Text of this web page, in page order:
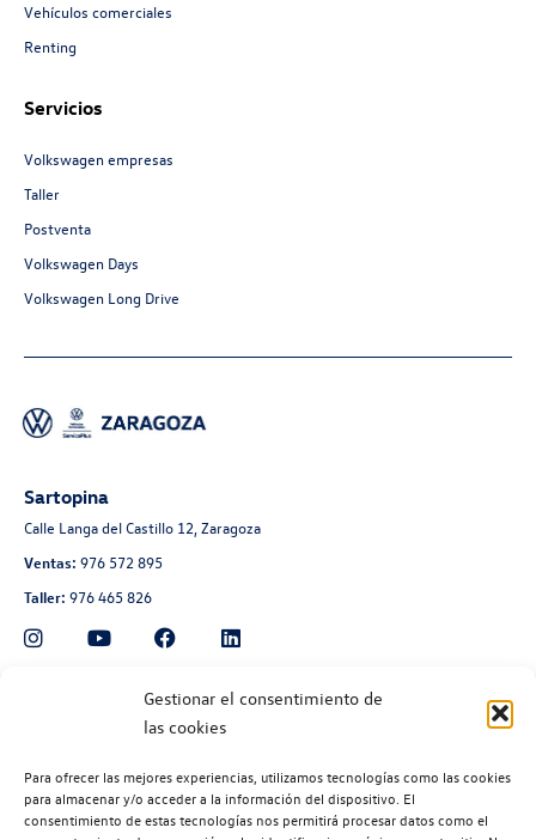
Gestionar el consentimiento de
las cookies
Para ofrecer las mejores experiencias, utilizamos tecnologías como las cookies
para almacenar y/o acceder a la información del dispositivo. El
consentimiento de estas tecnologías nos permitirá procesar datos como el
Vehículos comerciales
Renting
Servicios
Volkswagen empresas
Taller
Postventa
Volkswagen Days
Volkswagen Long Drive
Sartopina
Calle Langa del Castillo 12, Zaragoza
Ventas: 976 572 895
Taller: 976 465 826
Automoción Aragonesa
Avenida de Navarra 135, Zaragoza
Taller:976 300 563
Recambios:976 300 564